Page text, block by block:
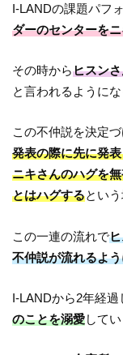
I-LANDの課題パフ
ダーのセンターを
その時からヒスン
と言われるようにな
この不仲説を決定
発表の際に先に発
ニキさんのハグを
とはハグするとい
この一連の流れで
不仲説が流れるよ
I-LANDから2年経過
のことを溺愛してい